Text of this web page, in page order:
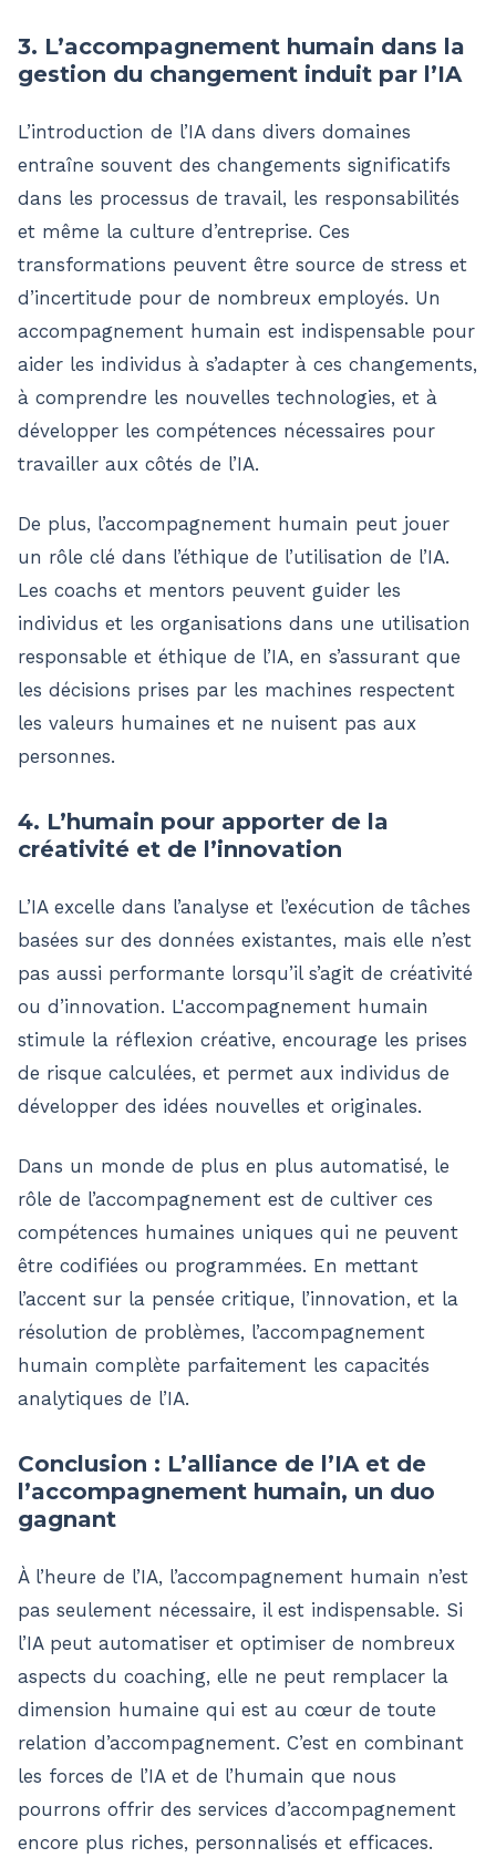
3. L’accompagnement humain dans la
gestion du changement induit par l’IA
L’introduction de l’IA dans divers domaines
entraîne souvent des changements significatifs
dans les processus de travail, les responsabilités
et même la culture d’entreprise. Ces
transformations peuvent être source de stress et
d’incertitude pour de nombreux employés. Un
accompagnement humain est indispensable pour
aider les individus à s’adapter à ces changements,
à comprendre les nouvelles technologies, et à
développer les compétences nécessaires pour
travailler aux côtés de l’IA.
De plus, l’accompagnement humain peut jouer
un rôle clé dans l’éthique de l’utilisation de l’IA.
Les coachs et mentors peuvent guider les
individus et les organisations dans une utilisation
responsable et éthique de l’IA, en s’assurant que
les décisions prises par les machines respectent
les valeurs humaines et ne nuisent pas aux
personnes​.
4. L’humain pour apporter de la
créativité et de l’innovation
L’IA excelle dans l’analyse et l’exécution de tâches
basées sur des données existantes, mais elle n’est
pas aussi performante lorsqu’il s’agit de créativité
ou d’innovation. L'accompagnement humain
stimule la réflexion créative, encourage les prises
de risque calculées, et permet aux individus de
développer des idées nouvelles et originales.
Dans un monde de plus en plus automatisé, le
rôle de l’accompagnement est de cultiver ces
compétences humaines uniques qui ne peuvent
être codifiées ou programmées. En mettant
l’accent sur la pensée critique, l’innovation, et la
résolution de problèmes, l’accompagnement
humain complète parfaitement les capacités
analytiques de l’IA.
Conclusion : L’alliance de l’IA et de
l’accompagnement humain, un duo
gagnant
À l’heure de l’IA, l’accompagnement humain n’est
pas seulement nécessaire, il est indispensable. Si
l’IA peut automatiser et optimiser de nombreux
aspects du coaching, elle ne peut remplacer la
dimension humaine qui est au cœur de toute
relation d’accompagnement. C’est en combinant
les forces de l’IA et de l’humain que nous
pourrons offrir des services d’accompagnement
encore plus riches, personnalisés et efficaces.